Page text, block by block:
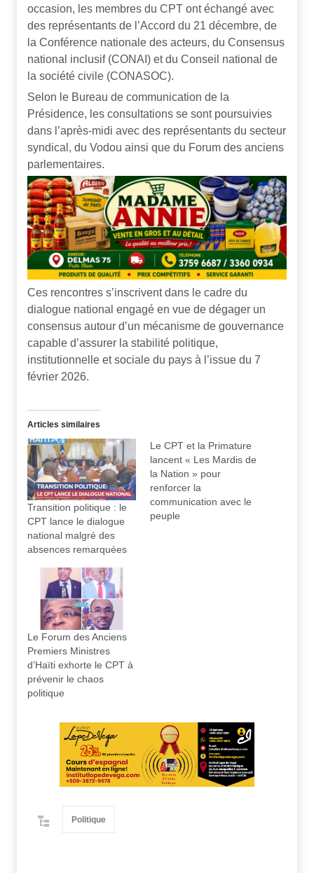
occasion, les membres du CPT ont échangé avec
des représentants de l’Accord du 21 décembre, de
la Conférence nationale des acteurs, du Consensus
national inclusif (CONAI) et du Conseil national de
la société civile (CONASOC).
Selon le Bureau de communication de la
Présidence, les consultations se sont poursuivies
dans l’après-midi avec des représentants du secteur
syndical, du Vodou ainsi que du Forum des anciens
parlementaires.
Ces rencontres s’inscrivent dans le cadre du
dialogue national engagé en vue de dégager un
consensus autour d’un mécanisme de gouvernance
capable d’assurer la stabilité politique,
institutionnelle et sociale du pays à l’issue du 7
février 2026.
Articles similaires
Transition politique : le
CPT lance le dialogue
national malgré des
absences remarquées
Le CPT et la Primature
lancent « Les Mardis de
la Nation » pour
renforcer la
communication avec le
peuple
Le Forum des Anciens
Premiers Ministres
d’Haïti exhorte le CPT à
prévenir le chaos
politique
Politique